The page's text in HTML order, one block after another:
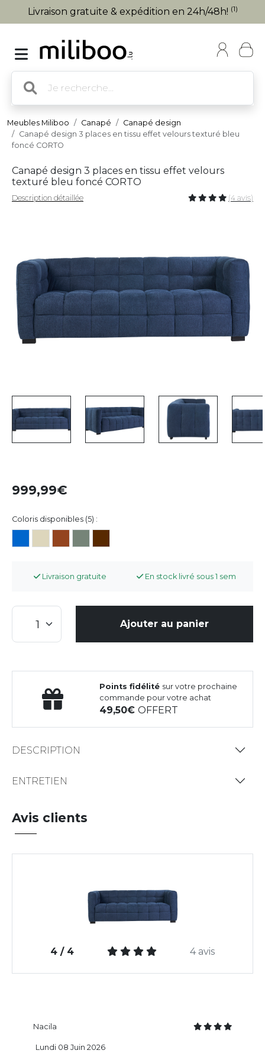
Livraison gratuite & expédition en 24h/48h! (1)
Meubles Miliboo Canapé
Canapé design
Canapé design 3 places en tissu effet velours texturé bleu
foncé CORTO
Canapé design 3 places en tissu effet velours
texturé bleu foncé CORTO
Description détaillée (4 avis)
999,99
Coloris disponibles (5) :
Livraison gratuite En stock livré sous 1 sem
Ajouter au panier
Points fidélité sur votre prochaine
commande pour votre achat
49,50OFFERT
DESCRIPTION
ENTRETIEN
Avis clients
4 / 4 4 avis
Nacila
Lundi 08 Juin 2026